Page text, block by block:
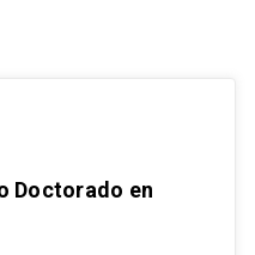
Doctorado en